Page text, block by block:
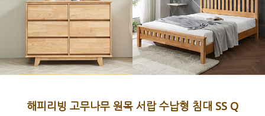
해피리빙 고무나무 원목 서랍 수납형 침대 SS Q